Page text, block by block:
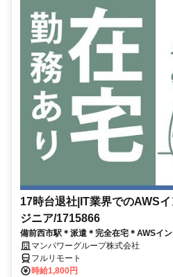
17時台退社|IT業界でのAWS
ジニア/1715866
備前西市駅＊派遣＊完全在宅＊AWSイ
／在宅勤務あり／17時台退社／開始日：
マンパワーグループ株式会社
フルリモート
時給1,800円